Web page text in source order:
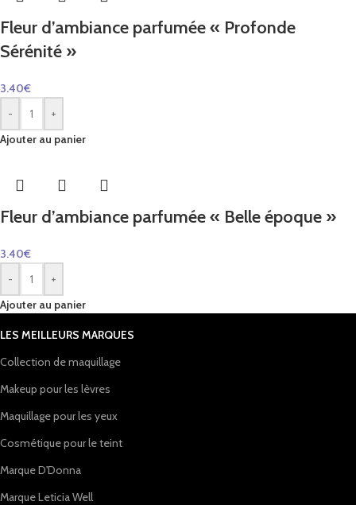
Fleur d’ambiance parfumée « Profonde
Sérénité »
3.40€
-
+
Ajouter au panier
Fleur d’ambiance parfumée « Belle époque »
3.40€
-
+
Ajouter au panier
LES MEILLEURS MARQUES
Collection de maquillage
Makeup pour les lèvres
Maquillage pour les yeux
Cosmétique pour le teint
Marque D'Donna
Marque Leticia Well